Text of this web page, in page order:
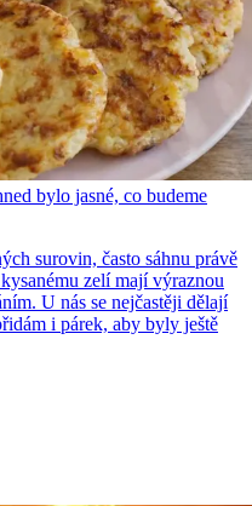
bylo jasné, co budeme
surovin, často sáhnu právě
zelí mají výraznou
U nás se nejčastěji dělají
i párek, aby byly ještě